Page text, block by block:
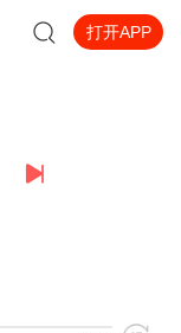
打开APP